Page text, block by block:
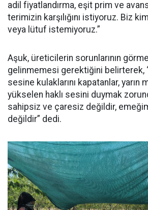
adil fiyatlandırma, eşit prim ve
terimizin karşılığını istiyoruz. Biz
veya lütuf istemiyoruz.”
Aşuk, üreticilerin sorunlarının
gelinmemesi gerektiğini belirterek,
sesine kulaklarını kapatanlar, yarın
yükselen haklı sesini duymak
sahipsiz ve çaresiz değildir,
değildir” dedi.